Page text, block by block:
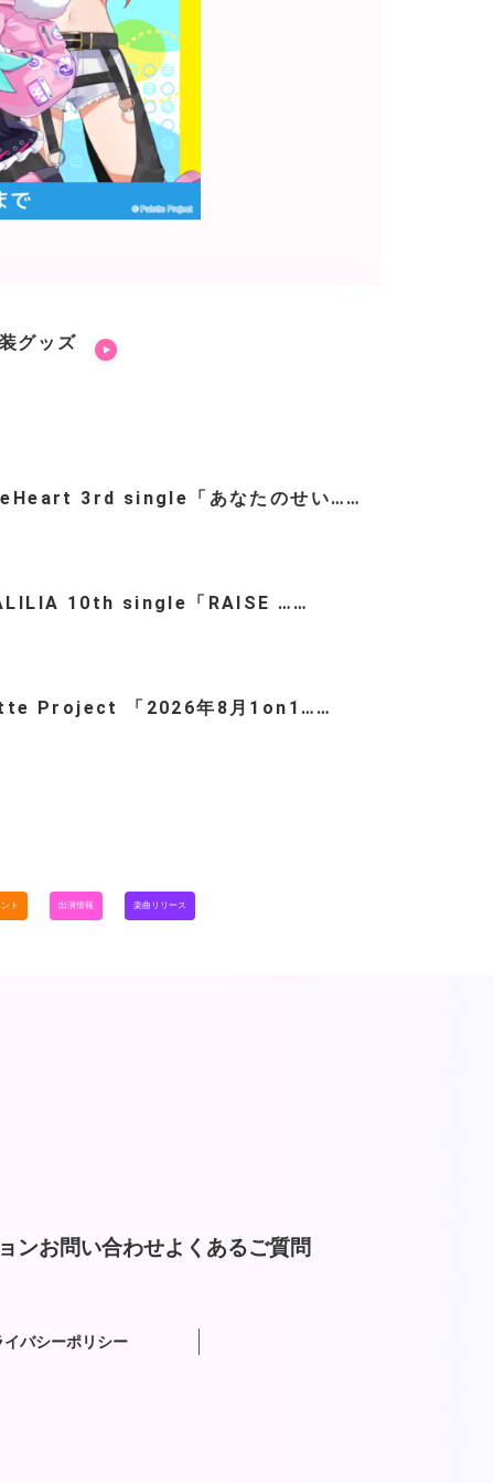
グッズ
3rd single「あなたのせい……
10th single「RAISE ……
Project 「2026年8月1on1……
ト 出演情報 楽曲リリース
ンお問い合わせよくあるご質問
イバシーポリシー